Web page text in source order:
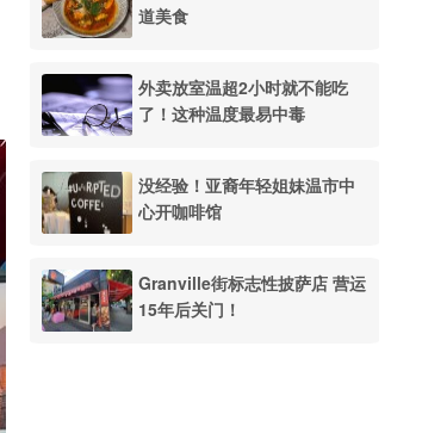
道美食
外卖放室温超2小时就不能吃
了！这种温度最易中毒
没经验！亚裔年轻姐妹温市中
心开咖啡馆
Granville街标志性披萨店 营运
15年后关门！